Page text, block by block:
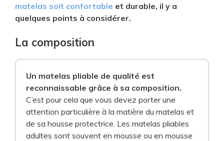
matelas soit confortable et durable, il y a
quelques points à considérer.
La composition
Un matelas pliable de qualité est
reconnaissable grâce à sa composition.
C’est pour cela que vous devez porter une
attention particulière à la matière du matelas et
de sa housse protectrice. Les matelas pliables
adultes sont souvent en mousse ou en mousse